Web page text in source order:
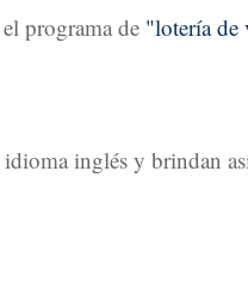
programa de "lotería de
inglés y brindan